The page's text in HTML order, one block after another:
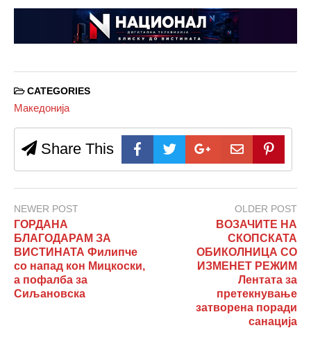
CATEGORIES
Македонија
Share This
NEWER POST
ГОРДАНА
БЛАГОДАРАМ ЗА
ВИСТИНАТА Филипче
со напад кон Мицкоски,
а пофалба за
Сиљановска
OLDER POST
ВОЗАЧИТЕ НА
СКОПСКАТА
ОБИКОЛНИЦА СО
ИЗМЕНЕТ РЕЖИМ
Лентата за
претекнување
затворена поради
санација